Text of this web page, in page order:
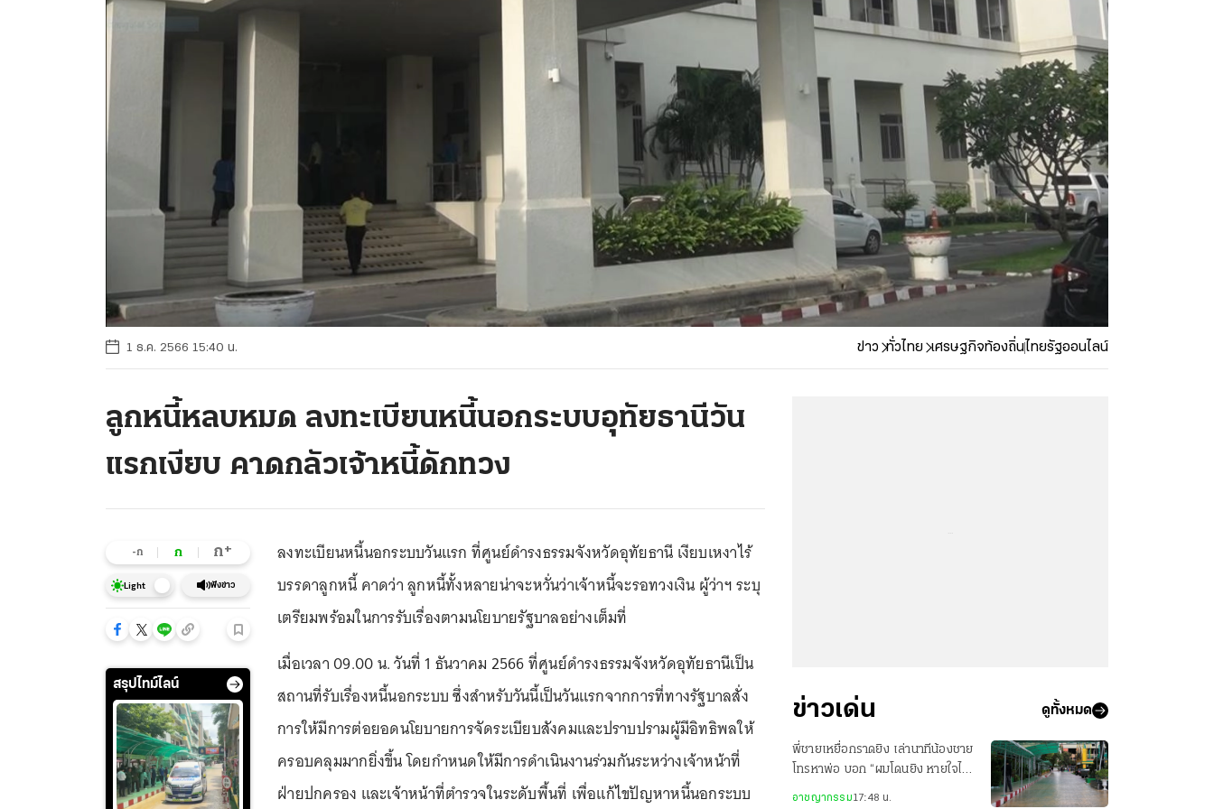
1 ธ.ค. 2566 15:40 น. ข่าว ทั่วไทย เศรษฐกิจท้องถิ่นไทยรัฐออนไลน์
ลูกหนี้หลบหมด ลงทะเบียนหนี้นอกระบบอุทัยธานีวัน
แรกเงียบ คาดกลัวเจ้าหนี้ดักทวง
-ก ก ก+
Light ฟังข่าว
สรุปไทม์ไลน์
ลงทะเบียนหนี้นอกระบบวันแรก ที่ศูนย์ดำรงธรรมจังหวัดอุทัยธานี เงียบเหงาไร้
บรรดาลูกหนี้ คาดว่า ลูกหนี้ทั้งหลายน่าจะหวั่นว่าเจ้าหนี้จะรอทวงเงิน ผู้ว่าฯ ระบุ
เตรียมพร้อมในการรับเรื่องตามนโยบายรัฐบาลอย่างเต็มที่
เมื่อเวลา 09.00 น. วันที่ 1 ธันวาคม 2566 ที่ศูนย์ดำรงธรรมจังหวัดอุทัยธานีเป็น
สถานที่รับเรื่องหนี้นอกระบบ ซึ่งสำหรับวันนี้เป็นวันแรกจากการที่ทางรัฐบาลสั่ง
การให้มีการต่อยอดนโยบายการจัดระเบียบสังคมและปราบปรามผู้มีอิทธิพลให้
ครอบคลุมมากยิ่งขึ้น โดยกำหนดให้มีการดำเนินงานร่วมกันระหว่างเจ้าหน้าที่
ฝ่ายปกครอง และเจ้าหน้าที่ตำรวจในระดับพื้นที่ เพื่อแก้ไขปัญหาหนี้นอกระบบ
ข่าวเด่น ดูทั้งหมด
พี่ชายเหยื่อกราดยิง เล่านาทีน้องชาย
โทรหาพ่อ บอก “ผมโดนยิง หายใจไม่
อาชญากรรม17:48 น.